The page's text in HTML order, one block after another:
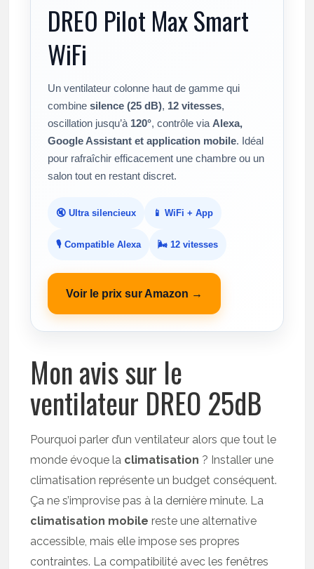
DREO Pilot Max Smart
WiFi
Un ventilateur colonne haut de gamme qui
combinesilence (25 dB), 12 vitesses,
oscillation jusqu’à 120°, contrôle via Alexa,
Google Assistant et application mobile. Idéal
pour rafraîchir efficacement une chambre ou un
salon tout en restant discret.
🔇 Ultra silencieux 📱 WiFi + App
🎙️ Compatible Alexa 🌬️ 12 vitesses
Voir le prix sur Amazon →
Mon avis sur le
ventilateur DREO 25dB
Pourquoi parler d’un ventilateur alors que tout le
monde évoque la climatisation ? Installer une
climatisation représente un budget conséquent.
Ça ne s’improvise pas à la dernière minute. La
climatisation mobile reste une alternative
accessible, mais elle impose ses propres
contraintes. La compatibilité avec les fenêtres